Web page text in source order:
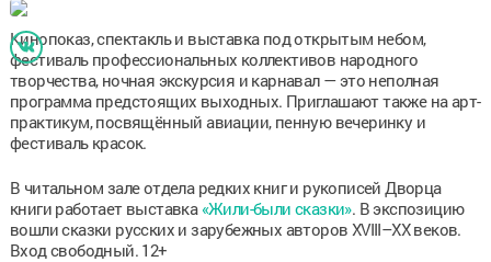
Кинопоказ, спектакль и выставка под открытым небом,
фестиваль профессиональных коллективов народного
творчества, ночная экскурсия и карнавал — это неполная
программа предстоящих выходных. Приглашают также на арт-
практикум, посвящённый авиации, пенную вечеринку и
фестиваль красок.
В читальном зале отдела редких книг и рукописей Дворца
книги работает выставка «Жили-были сказки». В экспозицию
вошли сказки русских и зарубежных авторов XVIII–XX веков.
Вход свободный. 12+